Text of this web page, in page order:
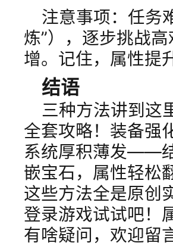
注意事项：任务
炼”），逐步挑战
增。记住，属性提
结语
三种方法讲到这
全套攻略！装备强
系统厚积薄发——
嵌宝石，属性轻松
这些方法全是原创
登录游戏试试吧！
有啥疑问，欢迎